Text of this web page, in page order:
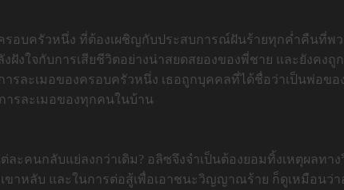
อบครัวหนึ่ง ที่ต้องเผชิญกับประสบการณ์ฝันร้ายทุกค่ำคืนที่พว
ฝังใจกับการเสียชีวิตอย่างน่าสยดสยองของพี่ชาย และยังคงถู
ารละเมอของครอบครัวหนึ่ง เธอถูกบุคคลที่ได้ชื่อว่าเป็นพ่ อขอ
ารละเม อของทุกคนในบ้าน
ละคนกลับแย่ลงกว่าเดิม? อลิซจึงจำเป็นต้องยอมทิ้งเหตุผลทา
าหลับ และในการต่อสู้เพื่อเอาชนะวิญญาณร้าย ก็ดูเหมือนว่